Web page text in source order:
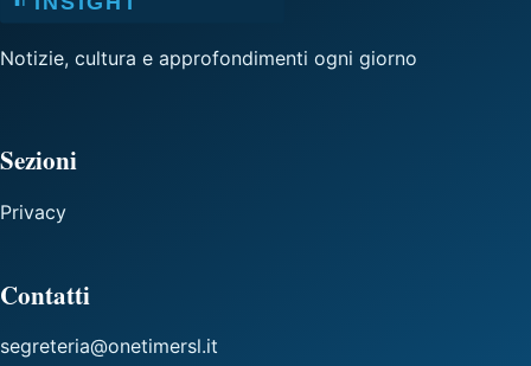
Notizie, cultura e approfondimenti ogni giorno
Sezioni
Privacy
Contatti
segreteria@onetimersl.it